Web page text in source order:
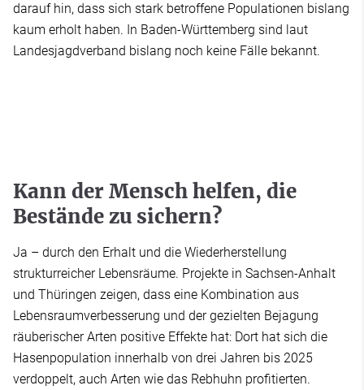
darauf hin, dass sich stark betroffene Populationen bislang
kaum erholt haben. In Baden-Württemberg sind laut
Landesjagdverband bislang noch keine Fälle bekannt.
Kann der Mensch helfen, die
Bestände zu sichern?
Ja – durch den Erhalt und die Wiederherstellung
strukturreicher Lebensräume. Projekte in Sachsen-Anhalt
und Thüringen zeigen, dass eine Kombination aus
Lebensraumverbesserung und der gezielten Bejagung
räuberischer Arten positive Effekte hat: Dort hat sich die
Hasenpopulation innerhalb von drei Jahren bis 2025
verdoppelt, auch Arten wie das Rebhuhn profitierten.